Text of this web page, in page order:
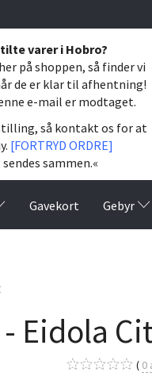
varer i Hobro?
på shoppen, så finder vi
de er klar til afhentning!
e-mail er modtaget.
så kontakt os for at
[FORTRYD ORDRE]
sammen.«
Gavekort Gebyr
Eidola
0